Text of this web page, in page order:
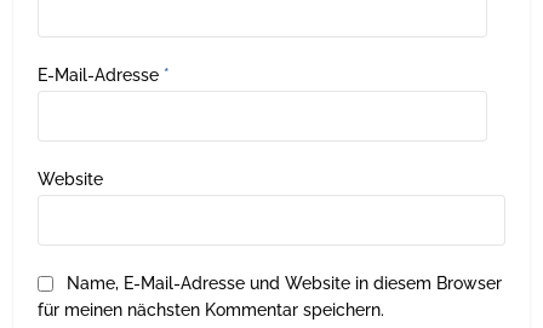
E-Mail-Adresse *
Website
Name, E-Mail-Adresse und Website in diesem Browser
für meinen nächsten Kommentar speichern.